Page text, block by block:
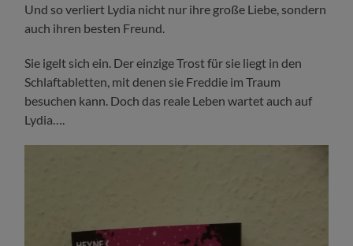
Und so verliert Lydia nicht nur ihre große Liebe, sondern
auch ihren besten Freund.
Sie igelt sich ein. Der einzige Trost für sie liegt in den
Schlaftabletten, mit denen sie Freddie im Traum
besuchen kann. Doch das reale Leben wartet auch auf
Lydia….